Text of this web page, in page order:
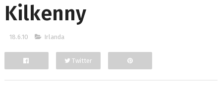
Kilkenny
18.6.10 Irlanda
Twitter